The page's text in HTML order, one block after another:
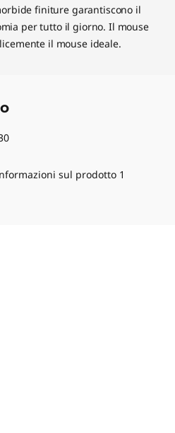
finiture garantiscono il
per tutto il giorno. Il mouse
il mouse ideale.
sul prodotto 1